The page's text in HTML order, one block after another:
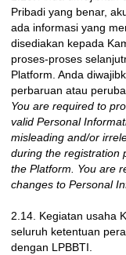
Pribadi yang benar,
ada informasi yang
disediakan kepada
proses-proses
Platform. Anda
perbaruan atau
You are required to
valid Personal
misleading and/or
during the registration
the Platform. You are
changes to Personal
2.14. Kegiatan usaha
seluruh ketentuan
dengan LPBBTI.